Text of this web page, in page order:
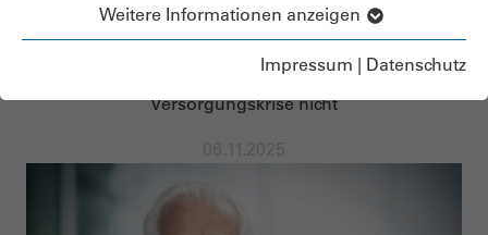
Weitere Informationen anzeigen
Impressum | Datenschutz
„Gesetz zur Befugniserweiterung und
Entbürokratisierung in der Pflege“ löst
Versorgungskrise nicht